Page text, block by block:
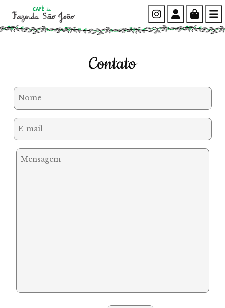
Instagram
Account
Cart
Contato